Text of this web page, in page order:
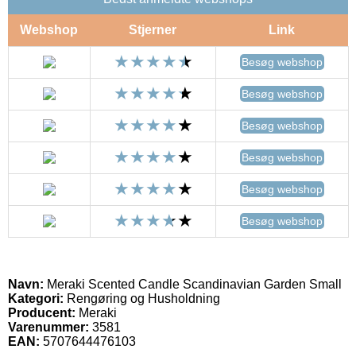
Webshop Stjerner Link
Besøg webshop
Besøg webshop
Besøg webshop
Besøg webshop
Besøg webshop
Besøg webshop
Navn: Meraki Scented Candle Scandinavian Garden Small
Kategori: Rengøring og Husholdning
Producent: Meraki
Varenummer: 3581
EAN: 5707644476103